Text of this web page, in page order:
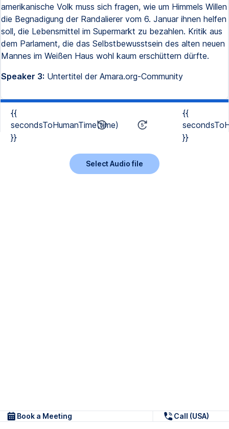
amerikanische Volk muss sich fragen, wie um Himmels Willen
die Begnadigung der Randalierer vom 6. Januar ihnen helfen
soll, die Lebensmittel im Supermarkt zu bezahlen. Kritik aus
dem Parlament, die das Selbstbewusstsein des alten neuen
Mannes im Weißen Haus wohl kaum erschüttern dürfte.
Speaker 3: Untertitel der Amara.org-Community
{{
secondsToHumanTime(time)
}}
{{
}}
Select Audio file
Book a Meeting Call (USA)